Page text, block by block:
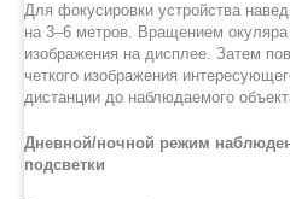
Для фокусировки устройства
на 3–6 метров. Вращением окуляра
изображения на дисплее. Затем
четкого изображения
дистанции до наблюдаемого
Дневной/ночной режим
подсветки